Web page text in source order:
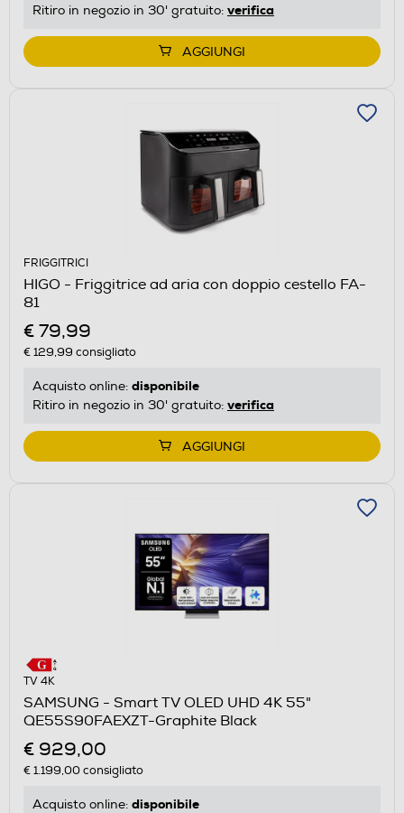
Ritiro in negozio in 30' gratuito: verifica
AGGIUNGI
FRIGGITRICI
HIGO - Friggitrice ad aria con doppio cestello FA-
81
€ 79,99
€ 129,99 consigliato
Acquisto online: disponibile
Ritiro in negozio in 30' gratuito: verifica
AGGIUNGI
TV 4K
SAMSUNG - Smart TV OLED UHD 4K 55"
QE55S90FAEXZT-Graphite Black
€ 929,00
€ 1.199,00consigliato
Acquisto online: disponibile